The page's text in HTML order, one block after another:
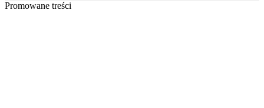
Promowane treści